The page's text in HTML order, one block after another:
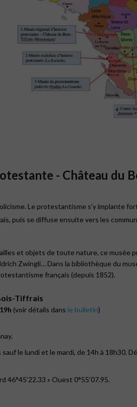
- Château du
Le protestantisme s’y implante
puis se diffuse ensuite vers les
et objets de toute nature, ce musée
Zwingli… Dans la bibliothèque du
français (depuis 1852).
Tiffrais
(voir détails dans le bulletin)
le lundi et le mardi, de 14h à 18h30.
46°45’22.33 » Ouest 0°55’07.95.